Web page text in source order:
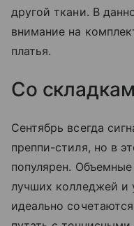
другой ткани. В
внимание на
платья.
Со
Сентябрь всегда
преппи-стиля, но в
популярен.
лучших колледжей и
идеально